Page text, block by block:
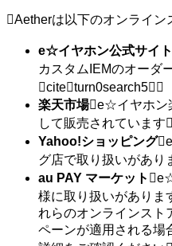
Aetherは以下のオンライ
e☆イヤホン公式サイト
カスタムIEMのオーダ
citeturn0search5
楽天市場e☆イヤホン
して販売されていま
Yahoo!ショッピング
グ店で取り扱いがあ
au PAY マーケット
様に取り扱いがありま
れらのオンラインスト
ペーンが適用される場